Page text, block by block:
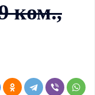
ком.,